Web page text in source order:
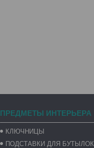
ПРЕДМЕТЫ ИНТЕРЬЕРА
КЛЮЧНИЦЫ
ПОДСТАВКИ ДЛЯ БУТЫЛОК